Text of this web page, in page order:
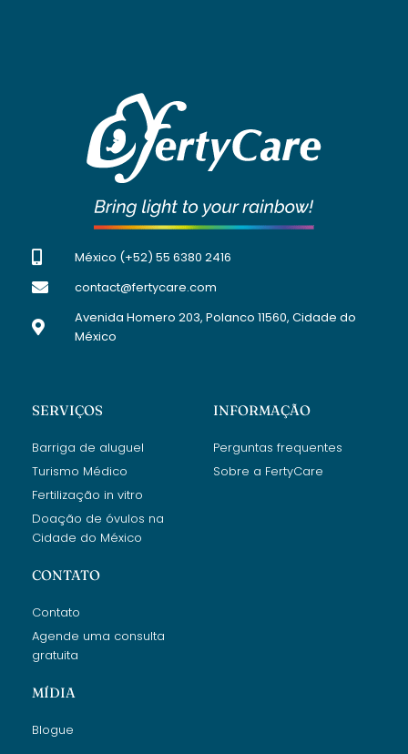
México (+52) 55 6380 2416
contact@fertycare.com
Avenida Homero 203, Polanco 11560, Cidade do
México
SERVIÇOS
Barriga de aluguel
Turismo Médico
Fertilização in vitro
Doação de óvulos na
Cidade do México
INFORMAÇÃO
Perguntas frequentes
Sobre a FertyCare
CONTATO
Contato
Agende uma consulta
gratuita
MÍDIA
Blogue